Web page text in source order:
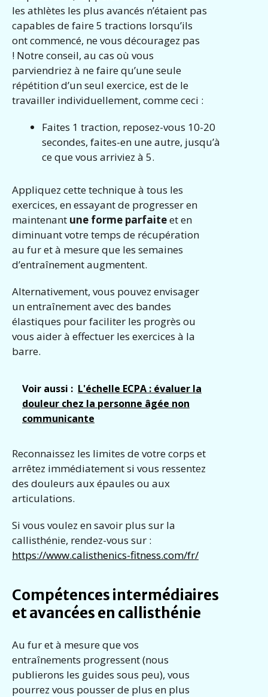
les athlètes les plus avancés n’étaient pas
capables de faire 5 tractions lorsqu’ils
ont commencé, ne vous découragez pas
! Notre conseil, au cas où vous
parviendriez à ne faire qu’une seule
répétition d’un seul exercice, est de le
travailler individuellement, comme ceci :
Faites 1 traction, reposez-vous 10-20
secondes, faites-en une autre, jusqu’à
ce que vous arriviez à 5.
Appliquez cette technique à tous les
exercices, en essayant de progresser en
maintenant une forme parfaiteet en
diminuant votre temps de récupération
au fur et à mesure que les semaines
d’entraînement augmentent.
Alternativement, vous pouvez envisager
un entraînement avec des bandes
élastiques pour faciliter les progrès ou
vous aider à effectuer les exercices à la
barre.
Voir aussi : L'échelle ECPA : évaluer la
douleur chez la personne âgée non
communicante
Reconnaissez les limites de votre corps et
arrêtez immédiatement si vous ressentez
des douleurs aux épaules ou aux
articulations.
Si vous voulez en savoir plus sur la
callisthénie, rendez-vous sur :
https://www.calisthenics-fitness.com/fr/
Compétences intermédiaires
et avancées en callisthénie
Au fur et à mesure que vos
entraînements progressent (nous
publierons les guides sous peu), vous
pourrez vous pousser de plus en plus